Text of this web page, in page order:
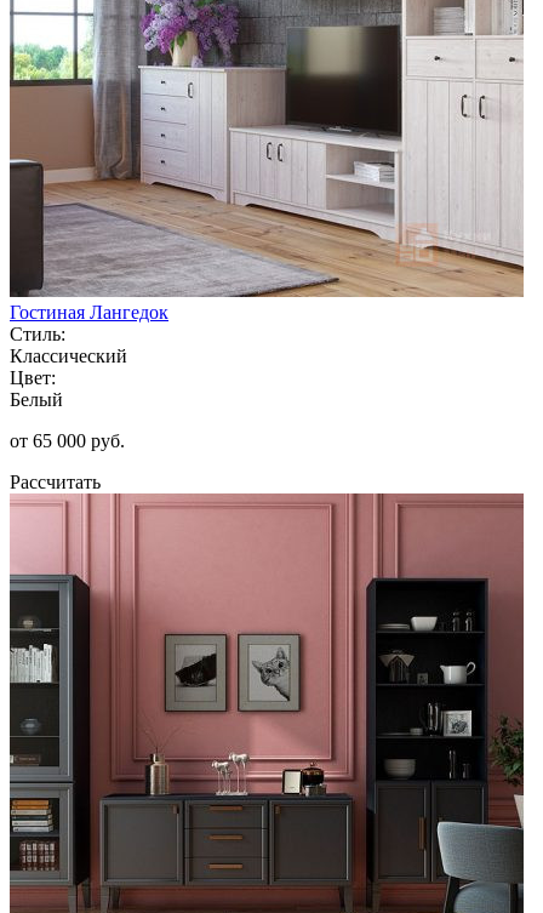
Гостиная Лангедок
Стиль:
Классический
Цвет:
Белый
от 65 000 руб.
Рассчитать